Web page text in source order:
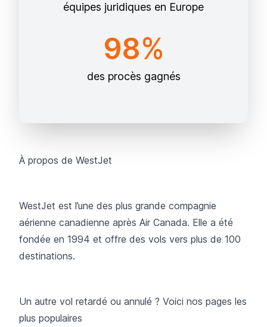
équipes juridiques en Europe
98%
des procès gagnés
À propos de WestJet
WestJet est l’une des plus grande compagnie
aérienne canadienne après Air Canada. Elle a été
fondée en 1994 et offre des vols vers plus de 100
destinations.
Un autre vol retardé ou annulé ? Voici nos pages les
plus populaires